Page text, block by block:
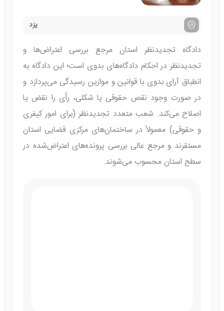
یزد
دادگاه تجدیدنظر استان مرجع بررسی اعتراض‌ها و
تجدیدنظر در احکام دادگاه‌های بدوی است؛ این دادگاه به
انطباق آرای بدوی با قوانین و موازین رسیدگی می‌پردازد و
در صورت وجود نقص حقوقی یا شکلی، رأی را نقض یا
اصلاح می‌کند. شعب متعدد تجدیدنظر (برای امور کیفری
و حقوقی) معمولاً در ساختمان‌های مرکزی قضایی استان
مستقرند و مرجع عالی بررسی پرونده‌های اعتراض‌شده در
سطح استان محسوب می‌شوند.